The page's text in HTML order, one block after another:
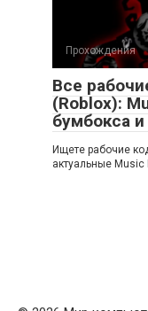
Прохождения
Все
(Roblox):
бумбокса
Ищете рабочие
актуальные Music